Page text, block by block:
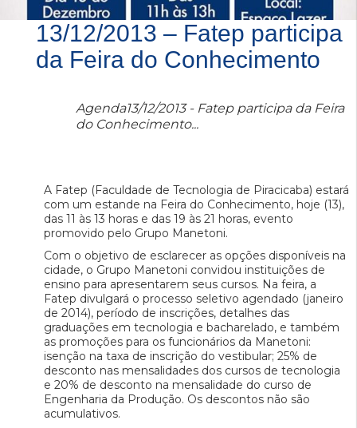
13/12/2013 – Fatep participa
da Feira do Conhecimento
Agenda13/12/2013 - Fatep participa da Feira
do Conhecimento...
A Fatep (Faculdade de Tecnologia de Piracicaba) estará
com um estande na Feira do Conhecimento, hoje (13),
das 11 às 13 horas e das 19 às 21 horas, evento
promovido pelo Grupo Manetoni.
Com o objetivo de esclarecer as opções disponíveis na
cidade, o Grupo Manetoni convidou instituições de
ensino para apresentarem seus cursos. Na feira, a
Fatep divulgará o processo seletivo agendado (janeiro
de 2014), período de inscrições, detalhes das
graduações em tecnologia e bacharelado, e também
as promoções para os funcionários da Manetoni:
isenção na taxa de inscrição do vestibular; 25% de
desconto nas mensalidades dos cursos de tecnologia
e 20% de desconto na mensalidade do curso de
Engenharia da Produção. Os descontos não são
acumulativos.